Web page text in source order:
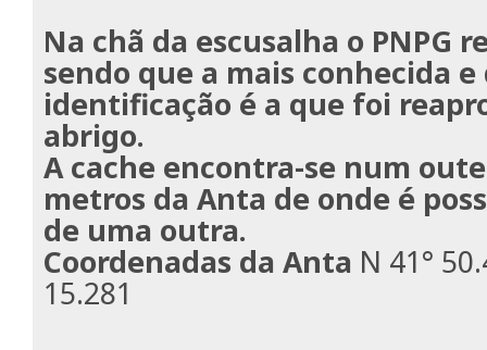
Na chã da escusalha o PNPG
sendo que a mais conhecida
identificação é a que foi
abrigo.
A cache encontra-se num
metros da Anta de onde é
de uma outra.
Coordenadas da Anta N 41°
15.281